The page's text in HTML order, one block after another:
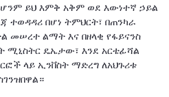
ይህ እምቅ አቅም ወደ እውነተኛ ኃይል
ተወዳዳሪ በሆነ ትምህርት፣ በጠንካራ
መሠረተ ልማት እና በዘላቂ የፋይናንስ
ሚኒስትር ዴኤታው፣ እንደ አርቴፊሻል
ላይ ኢንቨስት ማድረግ ለአህጉሪቱ